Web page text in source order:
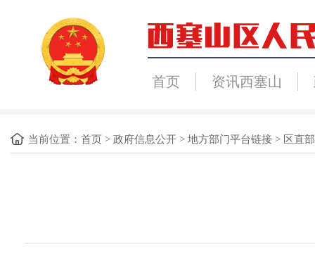
首页 资讯西塞山
当前位置： 首页 > 政府信息公开 > 地方部门平台链接 > 区直